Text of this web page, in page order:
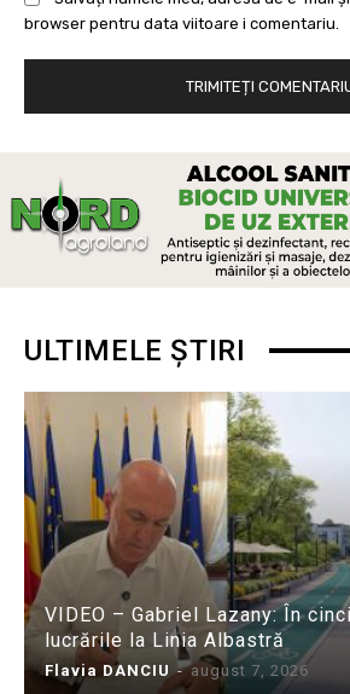
browser pentru data viitoare i comentariu.
ULTIMELE ȘTIRI
VIDEO – Gabriel Lazany: În
lucrările la Linia Albastră
Flavia DANCIU - august 7, 2026